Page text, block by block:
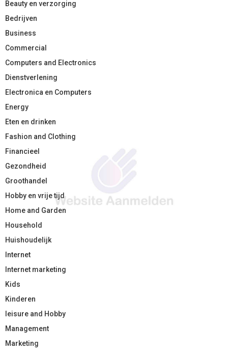
Beauty en verzorging
Bedrijven
Business
Commercial
Computers and Electronics
Dienstverlening
Electronica en Computers
Energy
Eten en drinken
Fashion and Clothing
Financieel
Gezondheid
Groothandel
Hobby en vrije tijd
Home and Garden
Household
Huishoudelijk
Internet
Internet marketing
Kids
Kinderen
leisure and Hobby
Management
Marketing